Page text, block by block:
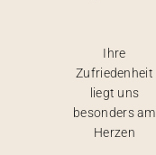
Ihre
Zufriedenheit
liegt uns
besonders am
Herzen